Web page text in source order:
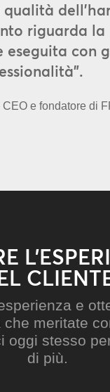
riguarda la
eseguita con
CEO e fondatore di
e
che meritate
oggi stesso
di più.